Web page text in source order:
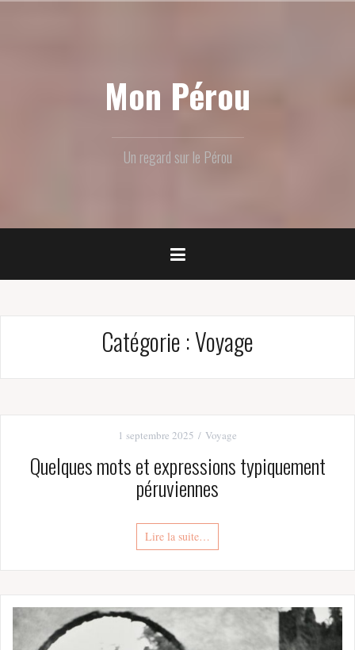
Mon Pérou
Un regard sur le Pérou
Catégorie :Voyage
1 septembre 2025 Voyage
Quelques mots et expressions typiquement
péruviennes
Lire la suite…